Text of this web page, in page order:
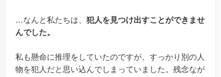
…なんと私たちは、 犯人を見つけ出すことができませ
んでした。
私も懸命に推理をしていたのですが、すっかり別の人
物を犯人だと思い込んでしまっていました。残念なが